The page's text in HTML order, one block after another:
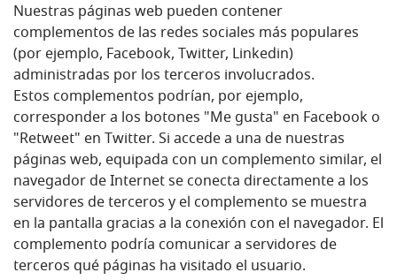
Nuestras páginas web pueden contener
complementos de las redes sociales más populares
(por ejemplo, Facebook, Twitter, Linkedin)
administradas por los terceros involucrados.
Estos complementos podrían, por ejemplo,
corresponder a los botones "Me gusta" en Facebook o
"Retweet" en Twitter. Si accede a una de nuestras
páginas web, equipada con un complemento similar, el
navegador de Internet se conecta directamente a los
servidores de terceros y el complemento se muestra
en la pantalla gracias a la conexión con el navegador. El
complemento podría comunicar a servidores de
terceros qué páginas ha visitado el usuario.